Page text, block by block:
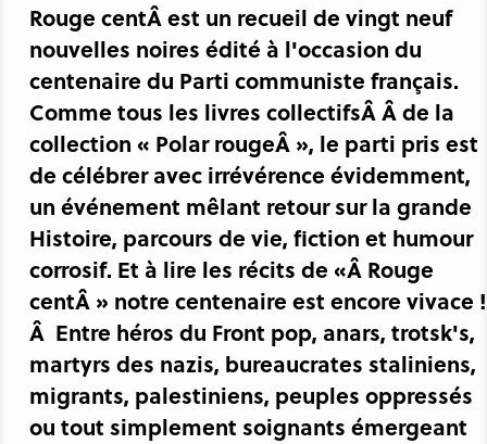
Rouge centÂ est un recueil de vingt neuf
nouvelles noires édité à l'occasion du
centenaire du Parti communiste français.
Comme tous les livres collectifsÂ Â de la
collection « Polar rougeÂ », le parti pris est
de célébrer avec irrévérence évidemment,
un événement mêlant retour sur la grande
Histoire, parcours de vie, fiction et humour
corrosif. Et à lire les récits de «Â Rouge
centÂ » notre centenaire est encore vivace !
Â Entre héros du Front pop, anars, trotsk's,
martyrs des nazis, bureaucrates staliniens,
migrants, palestiniens, peuples oppressés
ou tout simplement soignants émergeant